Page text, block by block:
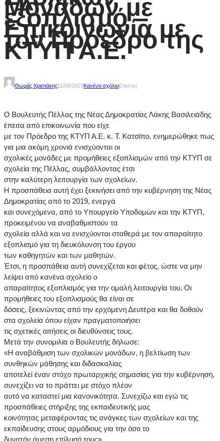
Μονάδων με
εξοπλισμό –
Επικοινωνία με
τον Πρόεδρο της
ΚΤΥΠ Α.Ε.
Θωμάς Χριστάκης11/09/2025Κανένα σχόλιοΕτικέτες
Ο Βουλευτής Πέλλας της Νέας Δημοκρατίας Λάκης Βασιλειάδης
έπειτα από επικοινωνία που είχε
με τον Πρόεδρο της ΚΤΥΠ Α.Ε. κ. Τ. Κατσίπο, ενημερώθηκε πως
για μια ακόμη χρονιά ενισχύονται οι
σχολικές μονάδες με προμήθειες εξοπλισμών από την ΚΤΥΠ σε
σχολεία της Πέλλας, συμβάλλοντας έτσι
στην καλύτερη λειτουργία των σχολείων.
Η προσπάθεια αυτή έχει ξεκινήσει από την κυβέρνηση της Νέας
Δημοκρατίας από το 2019, ενεργά
και συνεχόμενα, από το Υπουργείο Υποδομών και την ΚΤΥΠ,
προκειμένου να αναβαθμιστούν τα
σχολεία αλλά και να ενισχύονται σταθερά με τον απαραίτητο
εξοπλισμό για τη διευκόλυνση του έργου
των καθηγητών και των μαθητών.
Έτσι, η προσπάθεια αυτή συνεχίζεται και φέτος, ώστε να μην
λείψει από κανένα σχολείο ο
απαραίτητος εξοπλισμός για την ομαλή λειτουργία του. Οι
προμήθειες του εξοπλισμούς θα είναι σε
δόσεις, ξεκινώντας από την ερχόμενη Δευτέρα και θα δοθούν
στα σχολεία όπου είχαν πραγματοποιήσει
τις σχετικές αιτήσεις οι διευθύνσεις τους.
Μετά την συνομιλία ο Βουλευτής δήλωσε:
«Η αναβάθμιση των σχολικών μονάδων, η βελτίωση των
συνθηκών μάθησης και διδασκαλίας
αποτελεί έναν στόχο πρωταρχικής σημασίας για την κυβέρνηση,
συνεχίζει να το πράττει με στόχο πλέον
αυτό να καταστεί μια κανονικότητα. Συνεχίζω και εγώ τις
προσπάθειες στήριξης της εκπαιδευτικής μας
κοινότητας μεταφέροντας τις ανάγκες των σχολείων και της
εκπαίδευσης στους αρμόδιους για την όσο το